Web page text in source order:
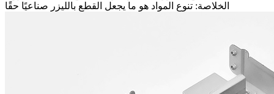
الخلاصة: تنوع المواد هو ما يجعل القطع بالليزر صناعيًا حقًا